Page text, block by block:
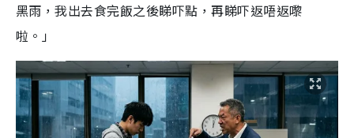
黑雨，我出去食完飯之後睇吓點，再睇吓返唔返嚟
啦。」